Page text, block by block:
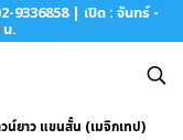
9336858 | เปิด : จันทร์ -
น.
วน์ยาว แขนสั้น (เมจิกเทป)